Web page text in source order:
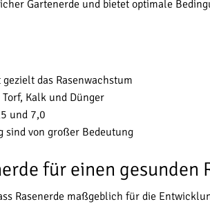
Gartenerde und bietet optimale
das Rasenwachstum
Kalk und Dünger
und 7,0
sind von großer Bedeutung
für einen gesunden
Rasenerde maßgeblich für die